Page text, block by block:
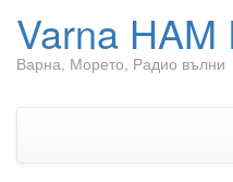
Varna HAM
Варна, Морето, Радио вълни